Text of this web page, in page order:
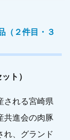
（２件目・３
ト）
される宮崎県
共進会の肉豚
れ、グランド